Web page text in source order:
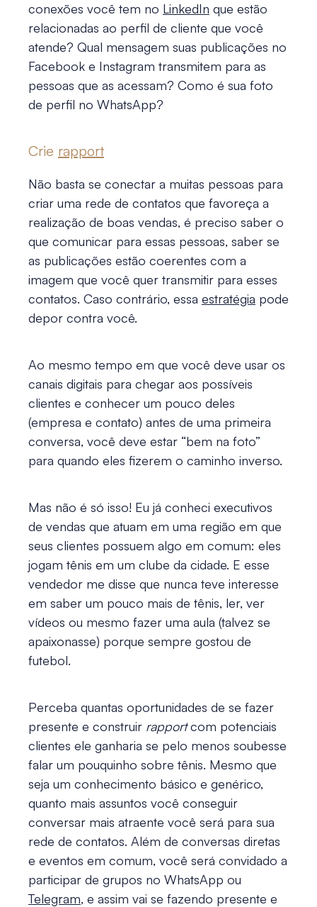
conexões você tem no LinkedIn que estão
relacionadas ao perfil de cliente que você
atende? Qual mensagem suas publicações no
Facebook e Instagram transmitem para as
pessoas que as acessam? Como é sua foto
de perfil no WhatsApp?
Crie rapport
Não basta se conectar a muitas pessoas para
criar uma rede de contatos que favoreça a
realização de boas vendas, é preciso saber o
que comunicar para essas pessoas, saber se
as publicações estão coerentes com a
imagem que você quer transmitir para esses
contatos. Caso contrário, essa estratégia pode
depor contra você.
Ao mesmo tempo em que você deve usar os
canais digitais para chegar aos possíveis
clientes e conhecer um pouco deles
(empresa e contato) antes de uma primeira
conversa, você deve estar “bem na foto”
para quando eles fizerem o caminho inverso.
Mas não é só isso! Eu já conheci executivos
de vendas que atuam em uma região em que
seus clientes possuem algo em comum: eles
jogam tênis em um clube da cidade. E esse
vendedor me disse que nunca teve interesse
em saber um pouco mais de tênis, ler, ver
vídeos ou mesmo fazer uma aula (talvez se
apaixonasse) porque sempre gostou de
futebol.
Perceba quantas oportunidades de se fazer
presente e construir rapportcom potenciais
clientes ele ganharia se pelo menos soubesse
falar um pouquinho sobre tênis. Mesmo que
seja um conhecimento básico e genérico,
quanto mais assuntos você conseguir
conversar mais atraente você será para sua
rede de contatos. Além de conversas diretas
e eventos em comum, você será convidado a
participar de grupos no WhatsApp ou
Telegram, e assim vai se fazendo presente e